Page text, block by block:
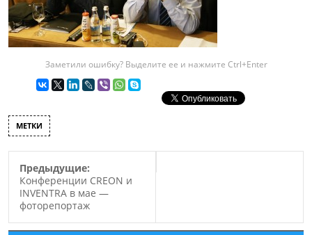
Заметили ошибку? Выделите ее и нажмите Ctrl+Enter
МЕТКИ
Предыдущие:
Конференции CREON и
INVENTRA в мае —
фоторепортаж